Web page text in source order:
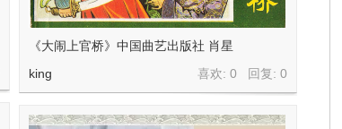
《大闹上官桥》中国曲艺出版社 肖星
喜欢: 0 回复:0
king